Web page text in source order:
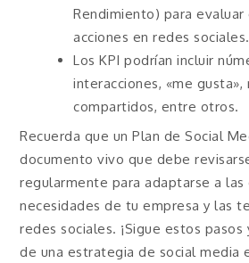
Rendimiento) para
acciones en redes sociales.
Los KPI podrían incluir
interacciones, «me gusta»,
compartidos, entre otros.
Recuerda que un Plan de Social
documento vivo que debe
regularmente para adaptarse a las
necesidades de tu empresa y las
redes sociales. ¡Sigue estos pasos
de una estrategia de social media